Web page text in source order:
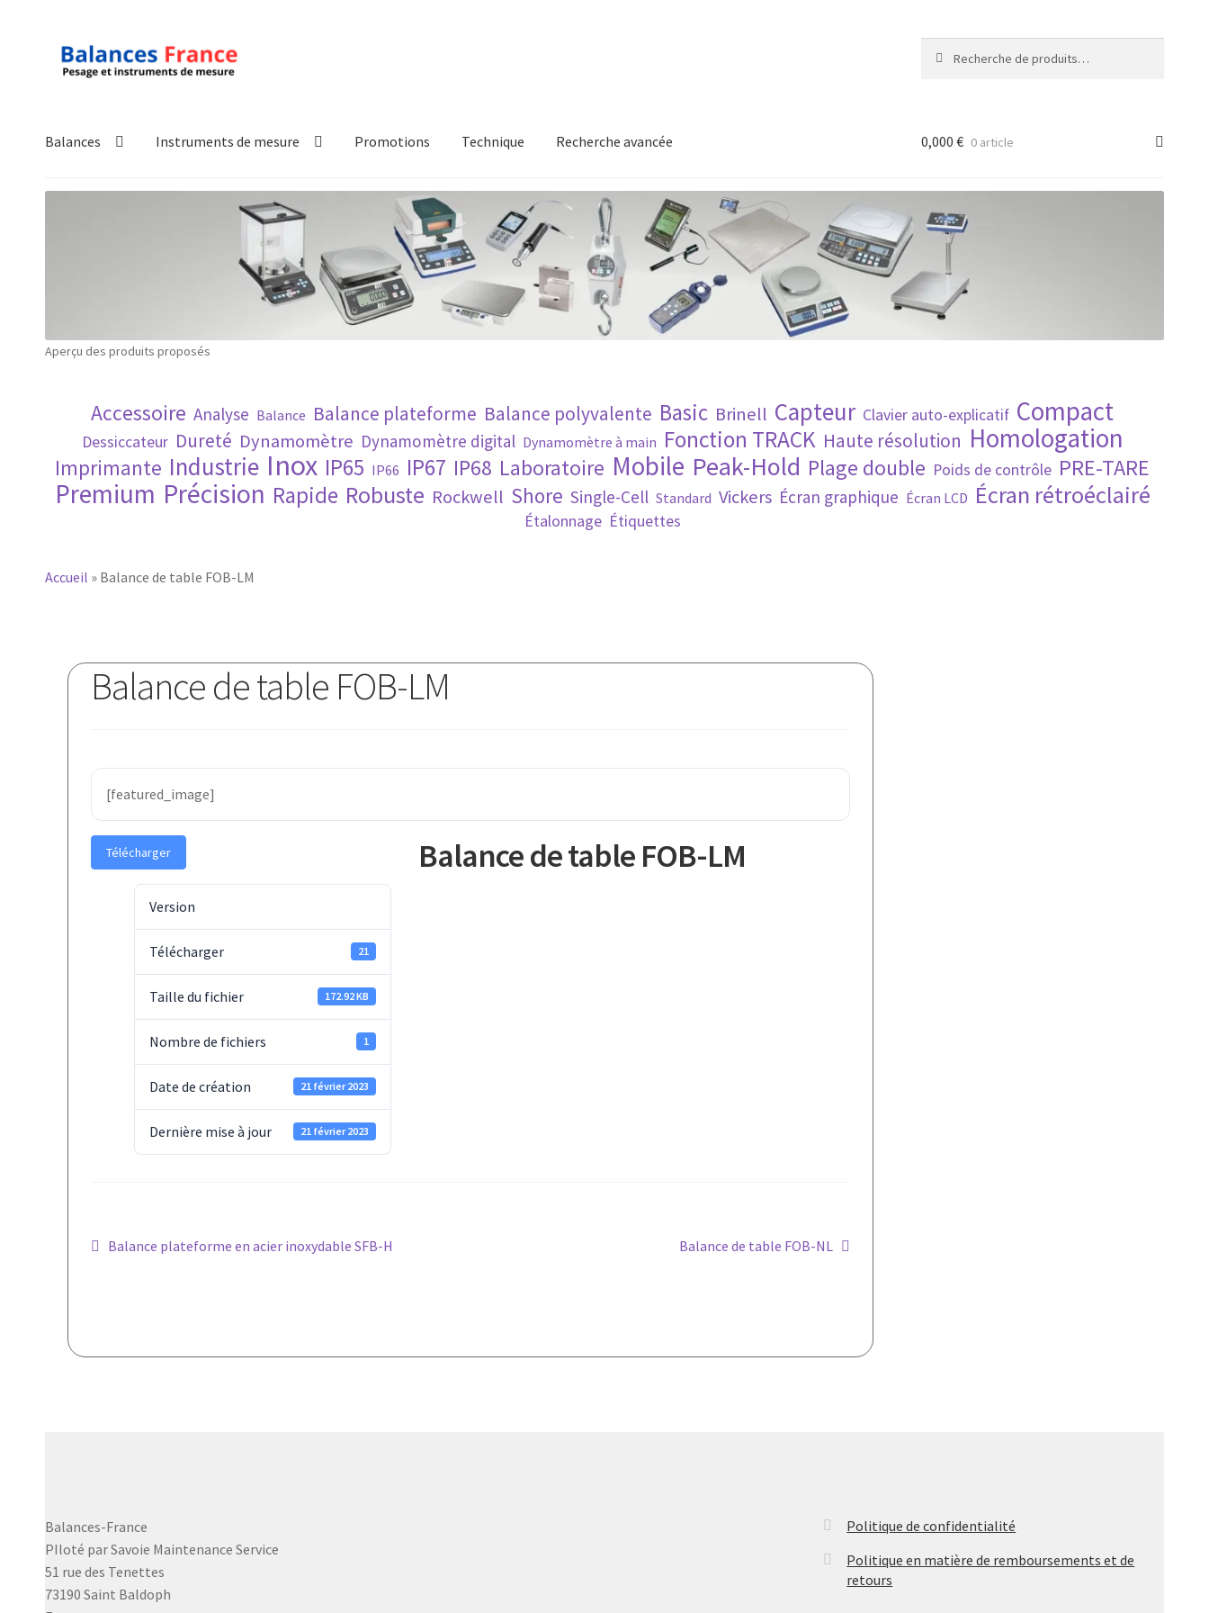
Aller
Aller
Balances Instruments de mesure Promotions Technique Recherche avancée
Politique de confidentialité Politique en matière de remboursements et de retours Recherche avancée
Validation de la commande
0,000 € 0 article
Aperçu des produits proposés
Accessoire Analyse Balance Balance plateforme Balance polyvalente Basic Brinell Capteur Clavier auto-explicatif Compact
Dessiccateur Dureté Dynamomètre Dynamomètre digital Dynamomètre à main Fonction TRACK Haute résolution Homologation
Imprimante Industrie Inox IP65 IP66 IP67 IP68 Laboratoire Mobile Peak-Hold Plage double Poids de contrôle PRE-TARE
Premium Précision Rapide Robuste Rockwell Shore Single-Cell Standard Vickers Écran graphique Écran LCD Écran rétroéclairé
Étalonnage Étiquettes
Accueil » Balance de table FOB-LM
Balance de table FOB-LM
[featured_image]
Télécharger
Version
Télécharger 21
Taille du fichier 172.92 KB
Nombre de fichiers 1
Date de création 21 février 2023
Dernière mise à jour 21 février 2023
Balance de table FOB-LM
Navigation
Article
Balance plateforme en acier inoxydable SFB-H
Article
Balance de table FOB-NL
Balances-France
PIloté par Savoie Maintenance Service
51 rue des Tenettes
73190 Saint Baldoph
Politique de confidentialité
Politique en matière de remboursements et de
retours